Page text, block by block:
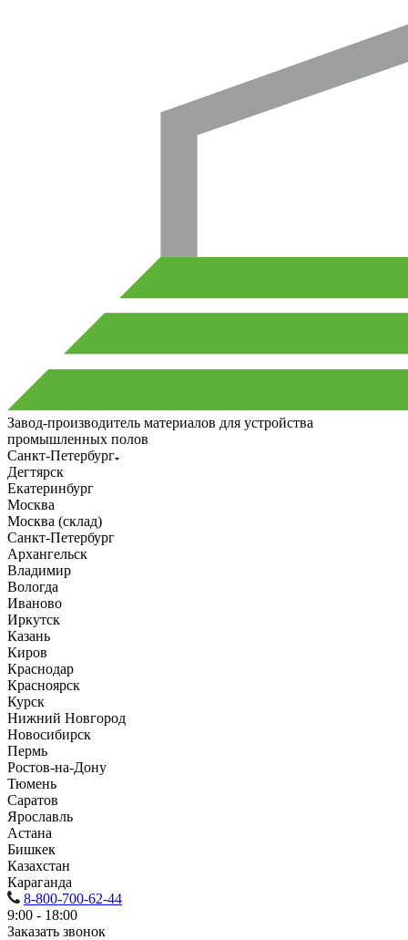
Завод-производитель материалов для устройства
промышленных полов
Санкт-Петербург
Дегтярск
Екатеринбург
Москва
Москва (склад)
Санкт-Петербург
Архангельск
Владимир
Вологда
Иваново
Иркутск
Казань
Киров
Краснодар
Красноярск
Курск
Нижний Новгород
Новосибирск
Пермь
Ростов-на-Дону
Тюмень
Саратов
Ярославль
Астана
Бишкек
Казахстан
Караганда
8-800-700-62-44
9:00 - 18:00
Заказать звонок